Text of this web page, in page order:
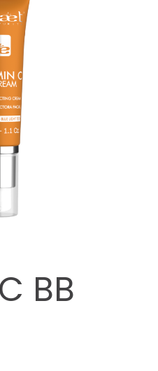
BB